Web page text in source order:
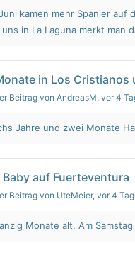
kamen mehr Spanier auf
uns in La Laguna merkt man
in Los
Beitrag von AndreasM, vor 4
Jahre und zwei Monate
Baby auf Fuerteventura
Beitrag von UteMeier, vor 4
Monate alt. Am